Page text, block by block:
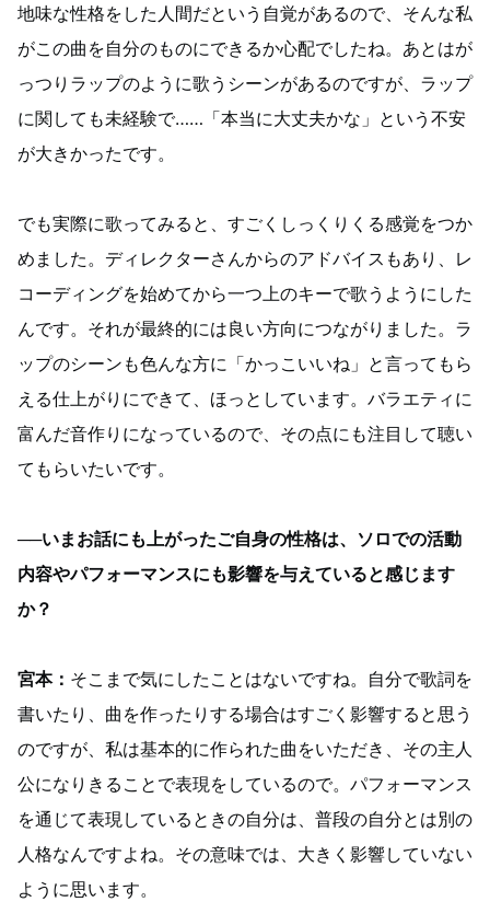
地味な性格をした人間だという自覚があるので、そんな私
がこの曲を自分のものにできるか心配でしたね。あとはが
っつりラップのように歌うシーンがあるのですが、ラップ
に関しても未経験で……「本当に大丈夫かな」という不安
が大きかったです。
でも実際に歌ってみると、すごくしっくりくる感覚をつか
めました。ディレクターさんからのアドバイスもあり、レ
コーディングを始めてから一つ上のキーで歌うようにした
んです。それが最終的には良い方向につながりました。ラ
ップのシーンも色んな方に「かっこいいね」と言ってもら
える仕上がりにできて、ほっとしています。バラエティに
富んだ音作りになっているので、その点にも注目して聴い
てもらいたいです。
──いまお話にも上がったご自身の性格は、ソロでの活動
内容やパフォーマンスにも影響を与えていると感じます
か？
宮本： そこまで気にしたことはないですね。自分で歌詞を
書いたり、曲を作ったりする場合はすごく影響すると思う
のですが、私は基本的に作られた曲をいただき、その主人
公になりきることで表現をしているので。パフォーマンス
を通じて表現しているときの自分は、普段の自分とは別の
人格なんですよね。その意味では、大きく影響していない
ように思います。